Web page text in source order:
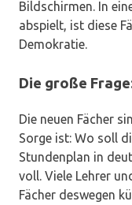
Bildschirmen. In
abspielt, ist diese
Demokratie.
Die große
Die neuen Fächer
Sorge ist: Wo soll
Stundenplan in
voll. Viele Lehrer
Fächer deswegen